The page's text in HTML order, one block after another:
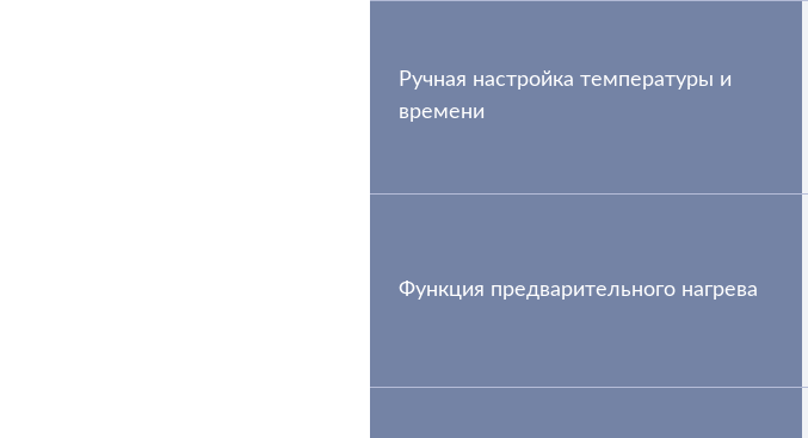
Ручная настройка температуры и
времени
Функция предварительного нагрева